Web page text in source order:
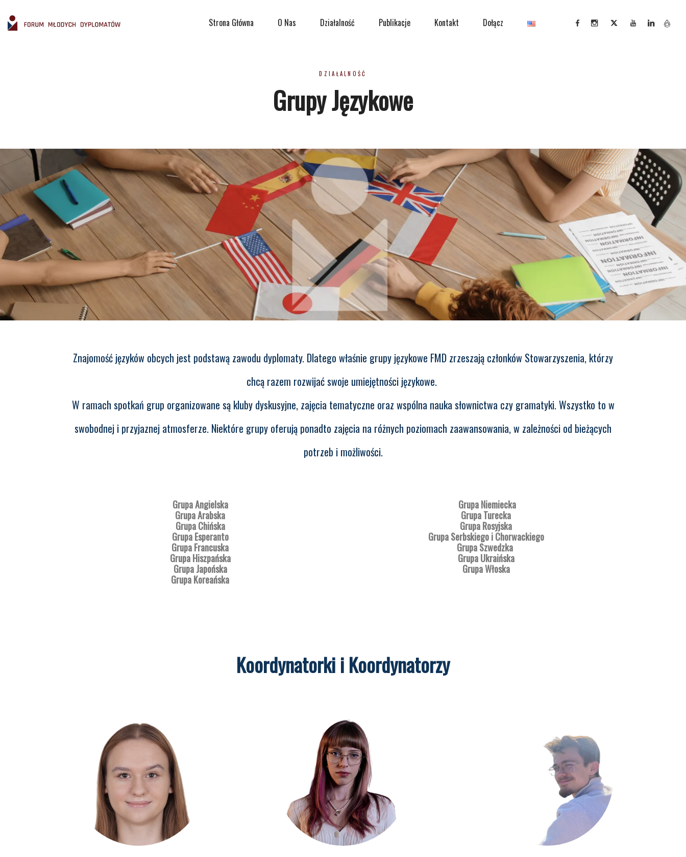
Strona Główna O Nas Działalność Publikacje Kontakt Dołącz
DZIAŁALNOŚĆ
Grupy Językowe
Znajomość języków obcych jest podstawą zawodu dyplomaty. Dlatego właśnie grupy językowe FMD zrzeszają członków Stowarzyszenia, którzy
chcą razem rozwijać swoje umiejętności językowe.
W ramach spotkań grup organizowane są kluby dyskusyjne, zajęcia tematyczne oraz wspólna nauka słownictwa czy gramatyki. Wszystko to w
swobodnej i przyjaznej atmosferze. Niektóre grupy oferują ponadto zajęcia na różnych poziomach zaawansowania, w zależności od bieżących
potrzeb i możliwości.
Grupa Angielska
Grupa Arabska
Grupa Chińska
Grupa Esperanto
Grupa Francuska
Grupa Hiszpańska
Grupa Japońska
Grupa Koreańska
Grupa Niemiecka
Grupa Turecka
Grupa Rosyjska
Grupa Serbskiego i Chorwackiego
Grupa Szwedzka
Grupa Ukraińska
Grupa Włoska
Koordynatorki i Koordynatorzy